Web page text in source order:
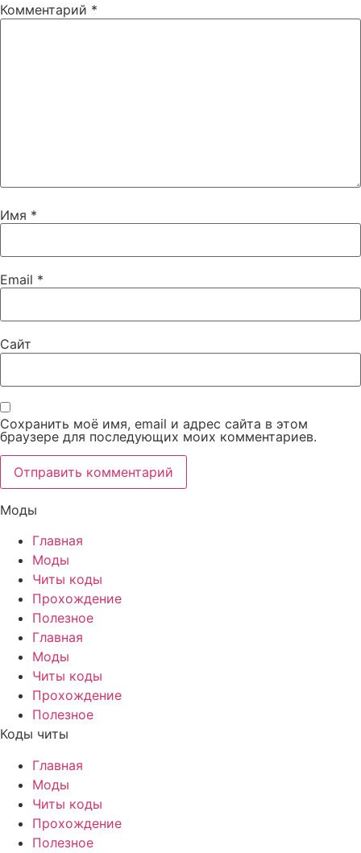
Комментарий *
Имя *
Email *
Сайт
Сохранить моё имя, email и адрес сайта в этом
браузере для последующих моих комментариев.
Моды
Главная
Моды
Читы коды
Прохождение
Полезное
Главная
Моды
Читы коды
Прохождение
Полезное
Коды читы
Главная
Моды
Читы коды
Прохождение
Полезное